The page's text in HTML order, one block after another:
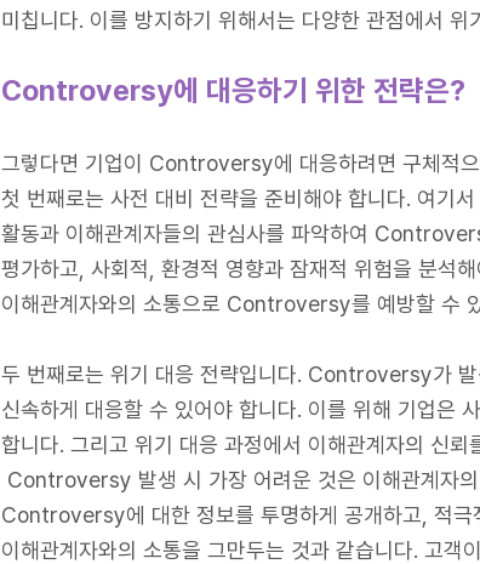
미칩니다. 이를 방지하기 위해서는 다양한 관점에서
Controversy에 대응하기 위한 전략은?
그렇다면 기업이 Controversy에 대응하려면 구체적
첫 번째로는 사전 대비 전략을 준비해야 합니다. 여기
활동과 이해관계자들의 관심사를 파악하여
평가하고, 사회적, 환경적 영향과 잠재적 위험을 분석
이해관계자와의 소통으로 Controversy를 예방할 수
두 번째로는 위기 대응 전략입니다. Controversy가
신속하게 대응할 수 있어야 합니다. 이를 위해 기업은
합니다. 그리고 위기 대응 과정에서 이해관계자의 신
Controversy 발생 시 가장 어려운 것은 이해관계자의
Controversy에 대한 정보를 투명하게 공개하고, 적
이해관계자와의 소통을 그만두는 것과 같습니다. 고